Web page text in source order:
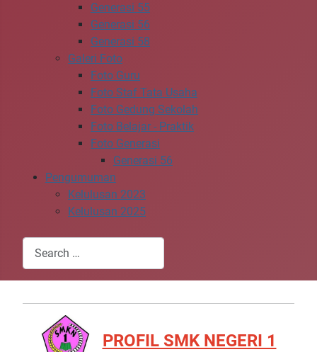
Generasi 55
Generasi 56
Generasi 58
Galeri Foto
Foto Guru
Foto Staf Tata Usaha
Foto Gedung Sekolah
Foto Belajar - Praktik
Foto Generasi
Generasi 56
Pengumuman
Kelulusan 2023
Kelulusan 2025
Search
PROFIL SMK NEGERI 1